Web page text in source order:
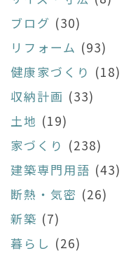
ブログ (30)
リフォーム (93)
健康家づくり (18)
収納計画 (33)
土地 (19)
家づくり (238)
建築専門用語 (43)
断熱・気密 (26)
新築 (7)
暮らし (26)